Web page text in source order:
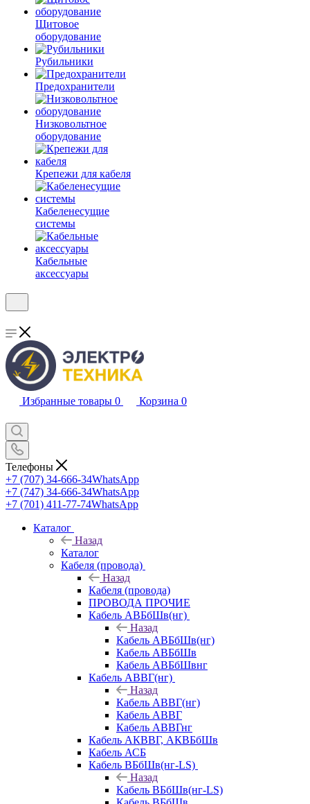
Щитовое
оборудование
Рубильники
Предохранители
Низковольтное
оборудование
Крепежи для кабеля
Кабеленесущие
системы
Кабельные
аксессуары
Избранные товары 0 Корзина 0
Телефоны
+7 (707) 34-666-34WhatsApp
+7 (747) 34-666-34WhatsApp
+7 (701) 411-77-74WhatsApp
Каталог
Назад
Каталог
Кабеля (провода)
Назад
Кабеля (провода)
ПРОВОДА ПРОЧИЕ
Кабель АВБбШв(нг)
Назад
Кабель АВБбШв(нг)
Кабель АВБбШв
Кабель АВБбШвнг
Кабель АВВГ(нг)
Назад
Кабель АВВГ(нг)
Кабель АВВГ
Кабель АВВГнг
Кабель АКВВГ, АКВБбШв
Кабель АСБ
Кабель ВБбШв(нг-LS)
Назад
Кабель ВБбШв(нг-LS)